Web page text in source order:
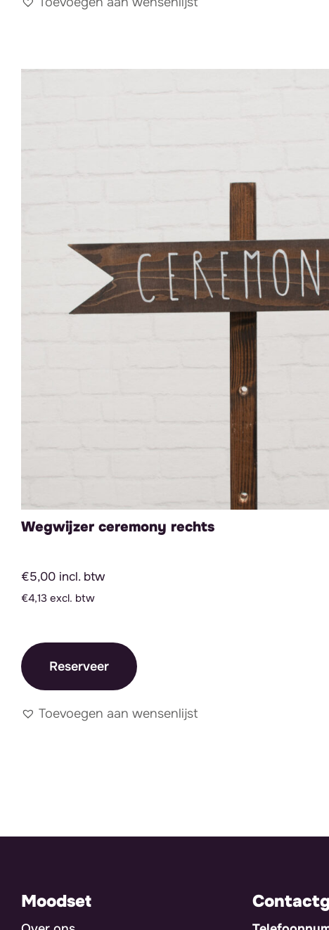
Wegwijzer ceremony rechts
€5,00 incl. btw
€4,13 excl. btw
Reserveer
Toevoegen aan wensenlijst
Moodset